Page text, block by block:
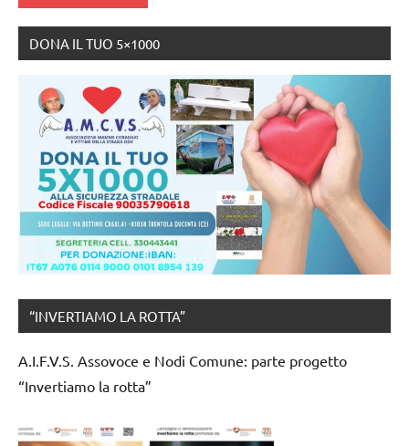
DONA IL TUO 5×1000
“INVERTIAMO LA ROTTA”
A.I.F.V.S. Assovoce e Nodi Comune: parte progetto
“Invertiamo la rotta”